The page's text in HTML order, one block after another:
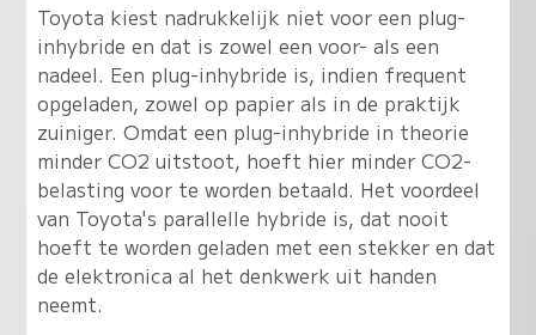
Toyota kiest nadrukkelijk niet voor een plug-
inhybride en dat is zowel een voor- als een
nadeel. Een plug-inhybride is, indien frequent
opgeladen, zowel op papier als in de praktijk
zuiniger. Omdat een plug-inhybride in theorie
minder CO2 uitstoot, hoeft hier minder CO2-
belasting voor te worden betaald. Het voordeel
van Toyota's parallelle hybride is, dat nooit
hoeft te worden geladen met een stekker en dat
de elektronica al het denkwerk uit handen
neemt.